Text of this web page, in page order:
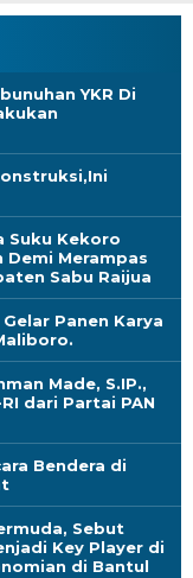
YKR Di
Suku Kekoro
Demi Merampas
Sabu Raijua
Panen Karya
Made, S.IP.,
dari Partai PAN
Bendera di
Sebut
Key Player di
di Bantul